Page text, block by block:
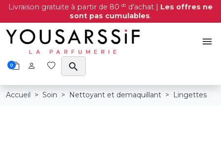
Livraison gratuite à partir de 80 dt d'achat | Les offres ne
sont pas cumulables.
menu
0 search
Accueil Soin Nettoyant et demaquillant Lingettes